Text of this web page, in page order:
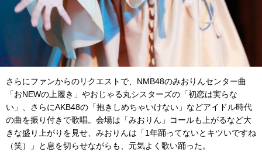
さらにファンからのリクエストで、NMB48のみおりんセンター曲
「おNEWの上履き」やおじゃる丸シスターズの「初恋は実らな
い」、さらにAKB48の「抱きしめちゃいけない」などアイドル時代
の曲を振り付きで歌唱。会場は「みおりん」コールも上がるなど大
きな盛り上がりを見せ、みおりんは「1年踊ってないとキツいですね
（笑）」と息を切らせながらも、元気よく歌い踊った。